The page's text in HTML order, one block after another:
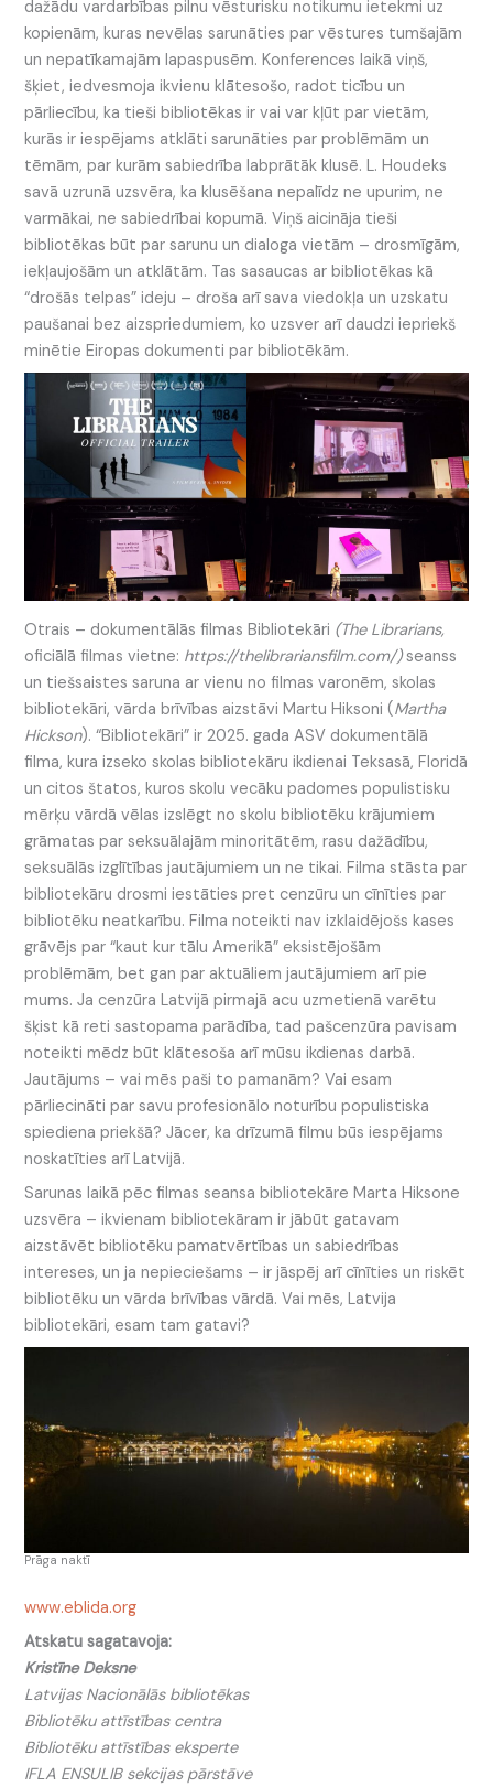
dažādu vardarbības pilnu vēsturisku notikumu ietekmi uz
kopienām, kuras nevēlas sarunāties par vēstures tumšajām
un nepatīkamajām lapaspusēm. Konferences laikā viņš,
šķiet, iedvesmoja ikvienu klātesošo, radot ticību un
pārliecību, ka tieši bibliotēkas ir vai var kļūt par vietām,
kurās ir iespējams atklāti sarunāties par problēmām un
tēmām, par kurām sabiedrība labprātāk klusē. L. Houdeks
savā uzrunā uzsvēra, ka klusēšana nepalīdz ne upurim, ne
varmākai, ne sabiedrībai kopumā. Viņš aicināja tieši
bibliotēkas būt par sarunu un dialoga vietām – drosmīgām,
iekļaujošām un atklātām. Tas sasaucas ar bibliotēkas kā
“drošās telpas” ideju – droša arī sava viedokļa un uzskatu
paušanai bez aizspriedumiem, ko uzsver arī daudzi iepriekš
minētie Eiropas dokumenti par bibliotēkām.
Otrais – dokumentālās filmas Bibliotekāri (The Librarians,
oficiālā filmas vietne: https://thelibrariansfilm.com/)seanss
un tiešsaistes saruna ar vienu no filmas varonēm, skolas
bibliotekāri, vārda brīvības aizstāvi Martu Hiksoni (Martha
Hickson). “Bibliotekāri” ir 2025. gada ASV dokumentālā
filma, kura izseko skolas bibliotekāru ikdienai Teksasā, Floridā
un citos štatos, kuros skolu vecāku padomes populistisku
mērķu vārdā vēlas izslēgt no skolu bibliotēku krājumiem
grāmatas par seksuālajām minoritātēm, rasu dažādību,
seksuālās izglītības jautājumiem un ne tikai. Filma stāsta par
bibliotekāru drosmi iestāties pret cenzūru un cīnīties par
bibliotēku neatkarību. Filma noteikti nav izklaidējošs kases
grāvējs par “kaut kur tālu Amerikā” eksistējošām
problēmām, bet gan par aktuāliem jautājumiem arī pie
mums. Ja cenzūra Latvijā pirmajā acu uzmetienā varētu
šķist kā reti sastopama parādība, tad pašcenzūra pavisam
noteikti mēdz būt klātesoša arī mūsu ikdienas darbā.
Jautājums – vai mēs paši to pamanām? Vai esam
pārliecināti par savu profesionālo noturību populistiska
spiediena priekšā? Jācer, ka drīzumā filmu būs iespējams
noskatīties arī Latvijā.
Sarunas laikā pēc filmas seansa bibliotekāre Marta Hiksone
uzsvēra – ikvienam bibliotekāram ir jābūt gatavam
aizstāvēt bibliotēku pamatvērtības un sabiedrības
intereses, un ja nepieciešams – ir jāspēj arī cīnīties un riskēt
bibliotēku un vārda brīvības vārdā. Vai mēs, Latvija
bibliotekāri, esam tam gatavi?
Prāga naktī
www.eblida.org
Atskatu sagatavoja:
Kristīne Deksne
Latvijas Nacionālās bibliotēkas
Bibliotēku attīstības centra
Bibliotēku attīstības eksperte
IFLA ENSULIB sekcijas pārstāve